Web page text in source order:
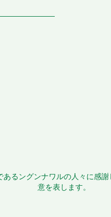
るングンナワルの人々に感
意を表します。